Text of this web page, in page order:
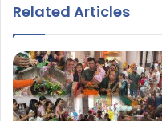
Related Articles